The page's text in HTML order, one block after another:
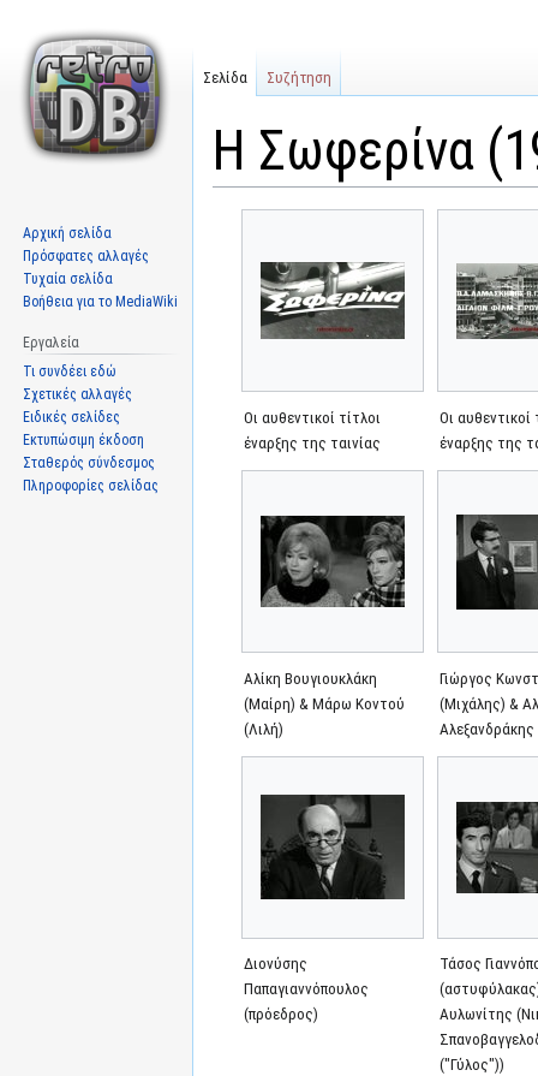
Η Σωφερίνα
πλοήγηση
αναζήτηση
Οι αυθεντικοί τίτλοι
έναρξης της ταινίας
Οι αυθεντικοί
έναρξης της
Αλίκη Βουγιουκλάκη
(Μαίρη) & Μάρω Κοντού
(Λιλή)
Γιώργος
(Μιχάλης) &
Αλεξανδράκης
Διονύσης
Παπαγιαννόπουλος
(πρόεδρος)
Τάσος
Αυλωνίτης
("Γύλος"))
Σελίδα Συζήτηση
Αρχική σελίδα
Πρόσφατες αλλαγές
Τυχαία σελίδα
Βοήθεια για το MediaWiki
Εργαλεία
Τι συνδέει εδώ
Σχετικές αλλαγές
Ειδικές σελίδες
Εκτυπώσιμη έκδοση
Σταθερός σύνδεσμος
Πληροφορίες σελίδας